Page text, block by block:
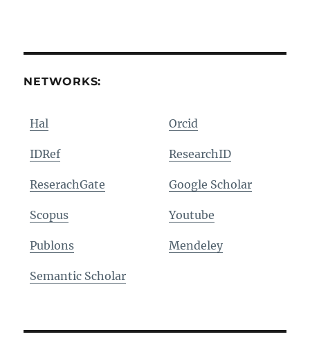
NETWORKS:
Hal Orcid
IDRef ResearchID
ReserachGate Google Scholar
Scopus Youtube
Publons Mendeley
Semantic Scholar